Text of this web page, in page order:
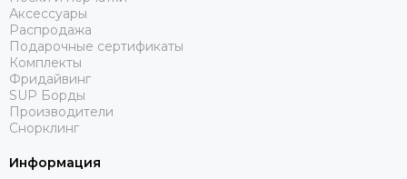
Аксессуары
Распродажа
Подарочные сертификаты
Комплекты
Фридайвинг
SUP Борды
Производители
Снорклинг
Информация